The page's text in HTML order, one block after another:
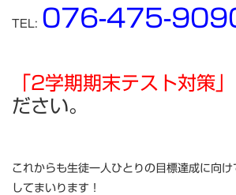
TEL: 076-475-
「2学期期末テスト対策」
ださい。
これからも生徒一人ひとりの目標達成に向
してまいります！